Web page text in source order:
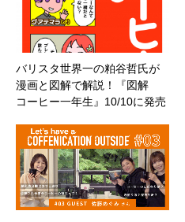
バリスタ世界一の粕谷哲氏が
漫画と図解で解説！『図解
コーヒー一年生』10/10に発売